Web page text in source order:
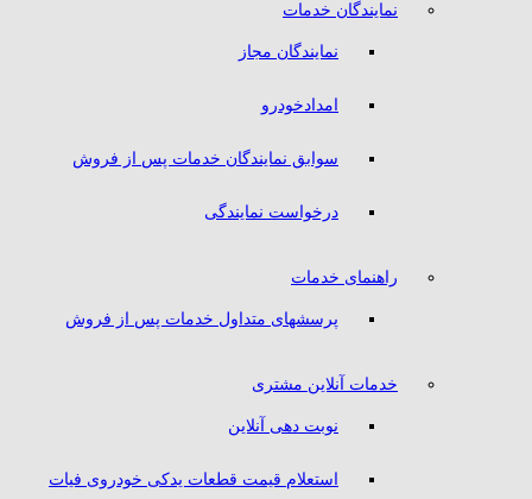
نمایندگان خدمات
نمایندگان مجاز
امدادخودرو
سوابق نمایندگان خدمات پس از فروش
درخواست نمایندگی
راهنمای خدمات
پرسشهای متداول خدمات پس از فروش
خدمات آنلاین مشتری
نوبت دهی آنلاین
استعلام قیمت قطعات یدکی خودروی فیات